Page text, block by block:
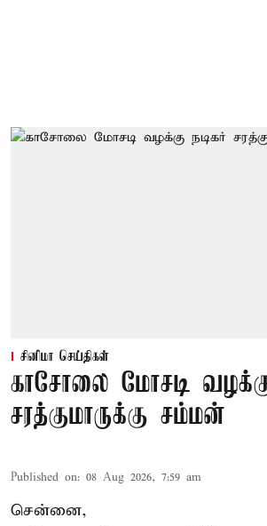
சினிமா செய்திகள்
காசோலை மோசடி வழக்கு
சரத்குமாருக்கு சம்மன்
Published on: 08 Aug 2026, 7:59 am
சென்னை,